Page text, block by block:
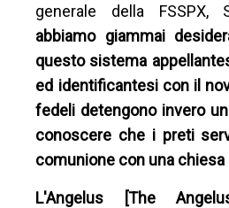
generale della FSSPX,
abbiamo giammai
questo sistema
ed identificantesi con il
fedeli detengono invero
conoscere che i preti
comunione con una
L'Angelus [The